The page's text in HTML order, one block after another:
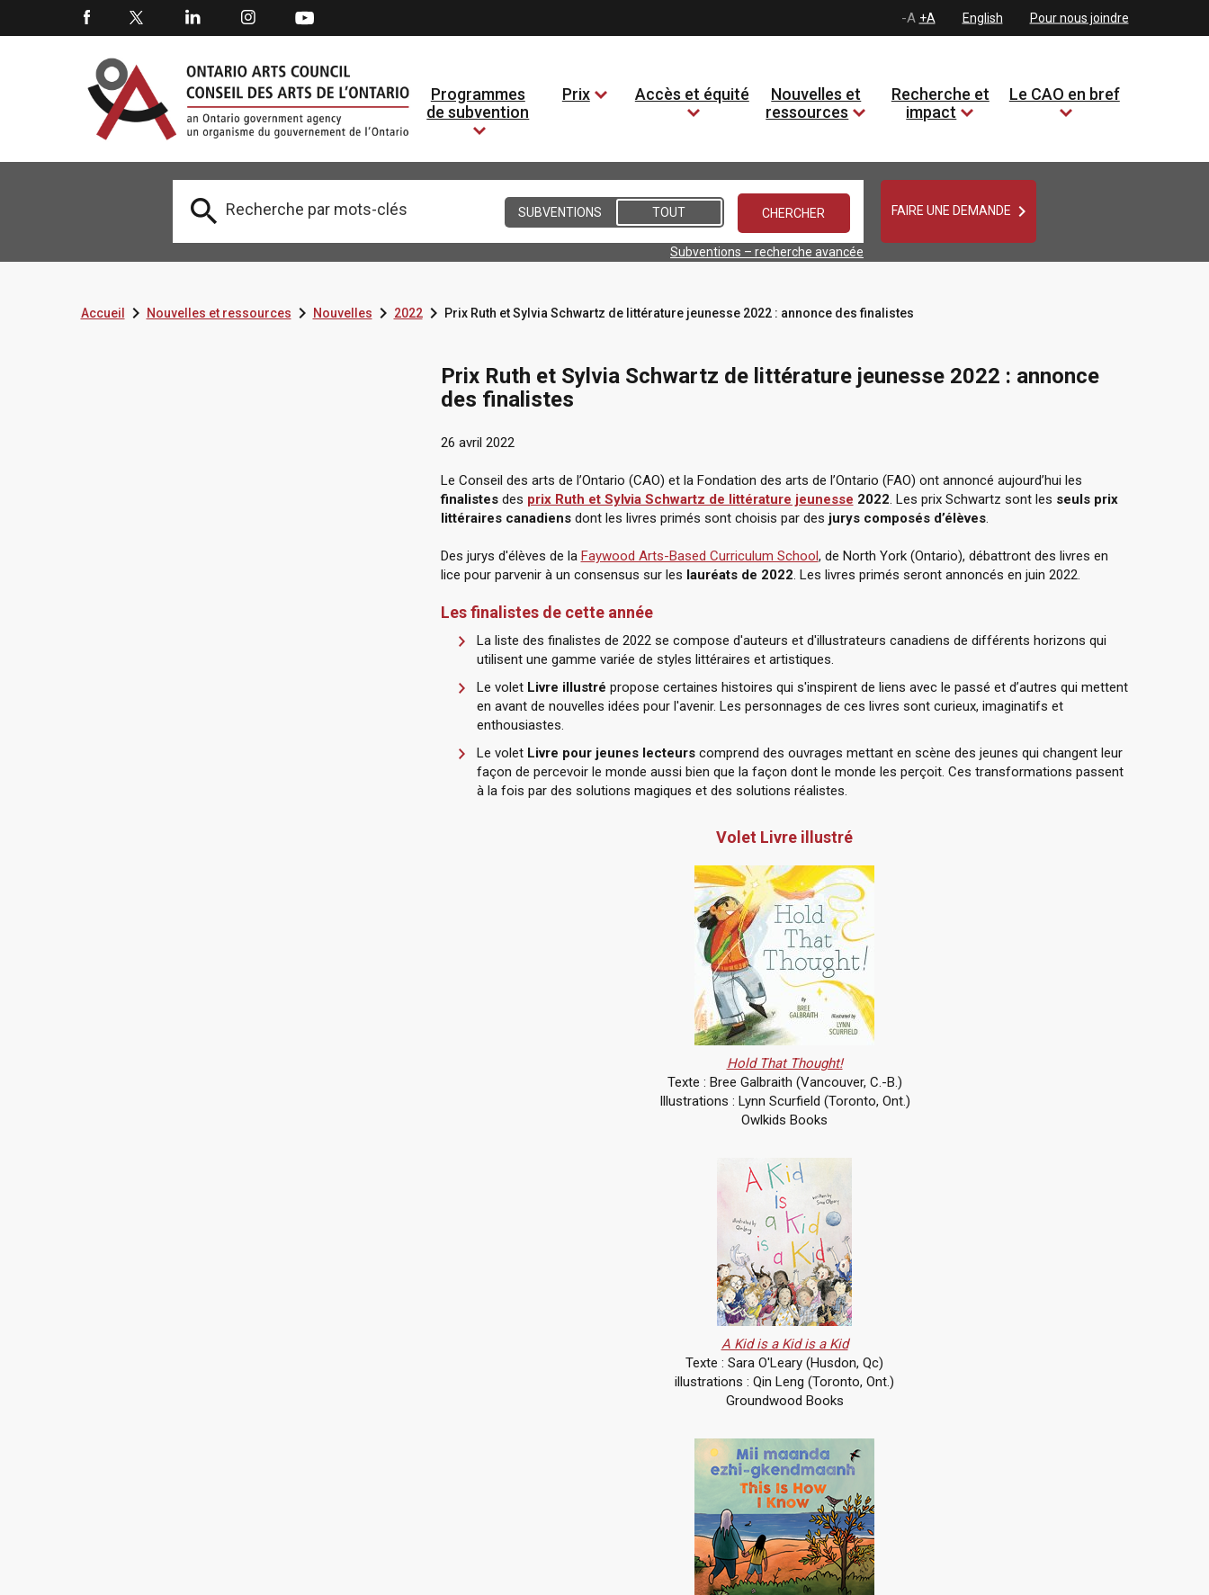
-A +A English Pour nous joindre
Programmes
de subvention
Prix Accès et équité
Nouvelles et
ressources
Recherche et
impact
Le CAO en bref
 SUBVENTIONS TOUT
Subventions – recherche avancée
FAIRE UNE DEMANDE 
Accueil Nouvelles et ressourcesNouvelles2022 Prix Ruth et Sylvia Schwartz de littérature jeunesse 2022 : annonce des finalistes
Prix Ruth et Sylvia Schwartz de littérature jeunesse 2022 : annonce
des finalistes
26 avril 2022
Le Conseil des arts de l’Ontario (CAO) et la Fondation des arts de l’Ontario (FAO) ont annoncé aujourd’hui les
finalistes des prix Ruth et Sylvia Schwartz de littérature jeunesse 2022. Les prix Schwartz sont les seuls prix
littéraires canadiensdont les livres primés sont choisis par des jurys composés d’élèves.
Des jurys d'élèves de la Faywood Arts-Based Curriculum School, de North York (Ontario), débattront des livres en
lice pour parvenir à un consensus sur les lauréats de 2022. Les livres primés seront annoncés en juin 2022.
Les finalistes de cette année
La liste des finalistes de 2022 se compose d'auteurs et d'illustrateurs canadiens de différents horizons qui
utilisent une gamme variée de styles littéraires et artistiques.
Le volet Livre illustré propose certaines histoires qui s'inspirent de liens avec le passé et d’autres qui mettent
en avant de nouvelles idées pour l'avenir. Les personnages de ces livres sont curieux, imaginatifs et
enthousiastes.
Le volet Livre pour jeunes lecteurscomprend des ouvrages mettant en scène des jeunes qui changent leur
façon de percevoir le monde aussi bien que la façon dont le monde les perçoit. Ces transformations passent
à la fois par des solutions magiques et des solutions réalistes.
Volet Livre illustré
Hold That Thought!
Texte : Bree Galbraith (Vancouver, C.-B.)
Illustrations : Lynn Scurfield (Toronto, Ont.)
Owlkids Books
A Kid is a Kid is a Kid
Texte : Sara O'Leary (Husdon, Qc)
illustrations : Qin Leng (Toronto, Ont.)
Groundwood Books